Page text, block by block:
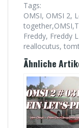
Tags:
OMSI, OMSI 2,
Freddy, Freddy
reallocutus,
Ähnliche